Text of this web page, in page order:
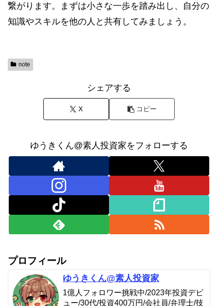
繋がります。まずは小さな一歩を踏み出し、自分の
知識やスキルを他の人と共有してみましょう。
note
シェアする
X コピー
ゆうきくん@素人投資家をフォローする
プロフィール
ゆうきくん@素人投資家
1億人フォロワー挑戦中/2023年投資デビ
ュー/30代/投資400万円/会社員/弁理士/技